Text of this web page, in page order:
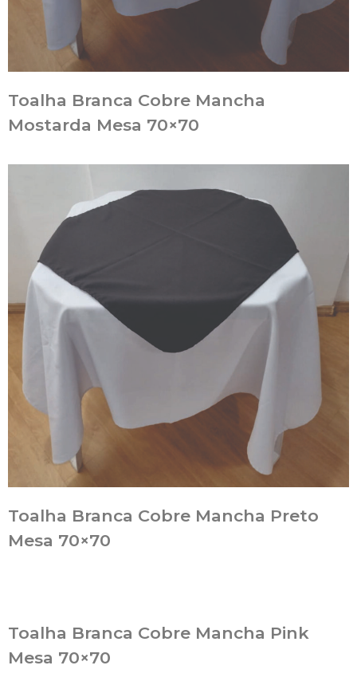
Toalha Branca Cobre Mancha
Mostarda Mesa 70×70
Toalha Branca Cobre Mancha Preto
Mesa 70×70
Toalha Branca Cobre Mancha Pink
Mesa 70×70